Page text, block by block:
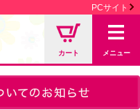
PCサイト
カート メニュー